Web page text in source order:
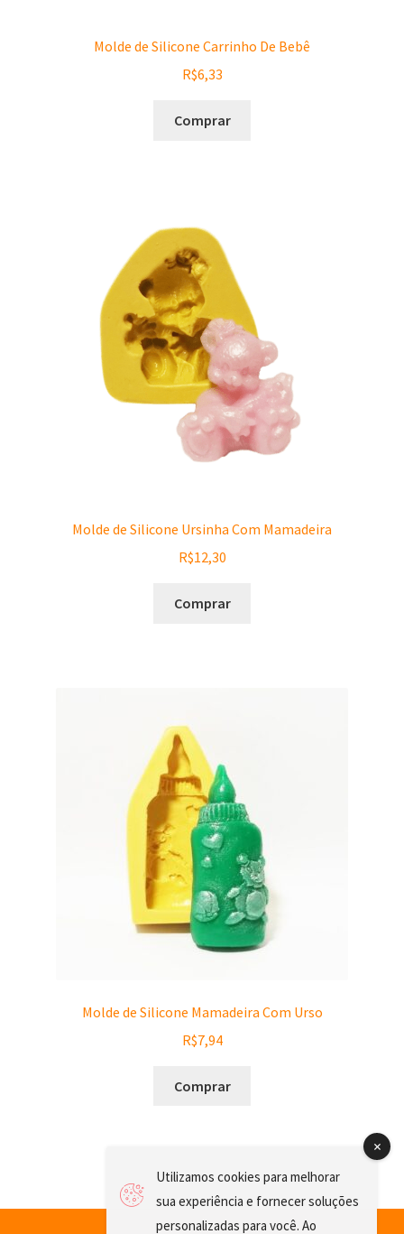
Molde de Silicone Carrinho De Bebê
R$6,33
Comprar
Molde de Silicone Ursinha Com Mamadeira
R$12,30
Comprar
Molde de Silicone Mamadeira Com Urso
R$7,94
Comprar
Utilizamos cookies para melhorar
sua experiência e fornecer soluções
personalizadas para você. Ao